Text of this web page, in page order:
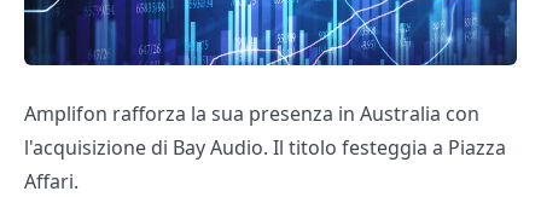
Amplifon rafforza la sua presenza in Australia con
l'acquisizione di Bay Audio. Il titolo festeggia a Piazza
Affari.